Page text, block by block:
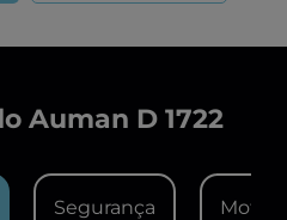
Auman D 1722
Segurança Motor